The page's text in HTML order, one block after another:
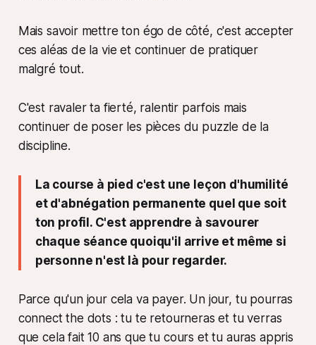
Mais savoir mettre ton égo de côté, c'est accepter
ces aléas de la vie et continuer de pratiquer
malgré tout.
C'est ravaler ta fierté, ralentir parfois mais
continuer de poser les pièces du puzzle de la
discipline.
La course à pied c'est une leçon d'humilité
et d'abnégation permanente quel que soit
ton profil. C'est apprendre à savourer
chaque séance quoiqu'il arrive et même si
personne n'est là pour regarder.
Parce qu'un jour cela va payer. Un jour, tu pourras
connect the dots : tu te retourneras et tu verras
que cela fait 10 ans que tu cours et tu auras appris